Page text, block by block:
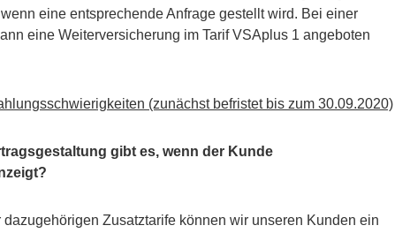
eine entsprechende Anfrage gestellt wird. Bei einer
eine Weiterversicherung im Tarif VSAplus 1 angeboten
(zunächst befristet bis zum 30.09.2020)
gibt es, wenn der Kunde
Zusatztarife können wir unseren Kunden ein